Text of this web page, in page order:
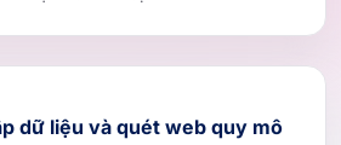
dữ liệu và quét web quy mô